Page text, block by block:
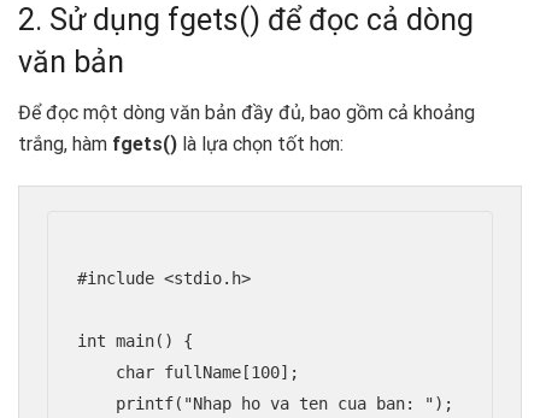
2. Sử dụng fgets() để đọc cả dòng
văn bản
Để đọc một dòng văn bản đầy đủ, bao gồm cả khoảng
trắng, hàm fgets() là lựa chọn tốt hơn:
#include <stdio.h>
int main() {
    char fullName[100];
    printf("Nhap ho va ten cua ban: ");